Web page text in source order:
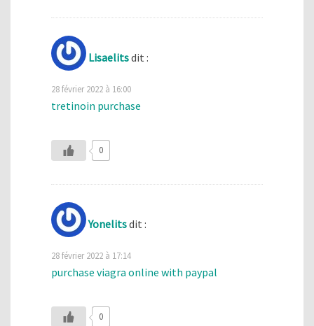
Lisaelitsdit :
28 février 2022 à 16:00
tretinoin purchase
0
Yonelitsdit :
28 février 2022 à 17:14
purchase viagra online with paypal
0